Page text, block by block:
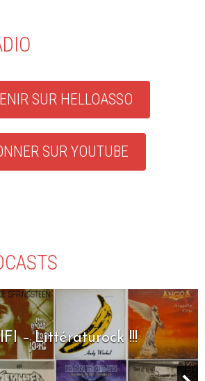
SUR HELLOASSO
SUR YOUTUBE
– Littératurock !!!